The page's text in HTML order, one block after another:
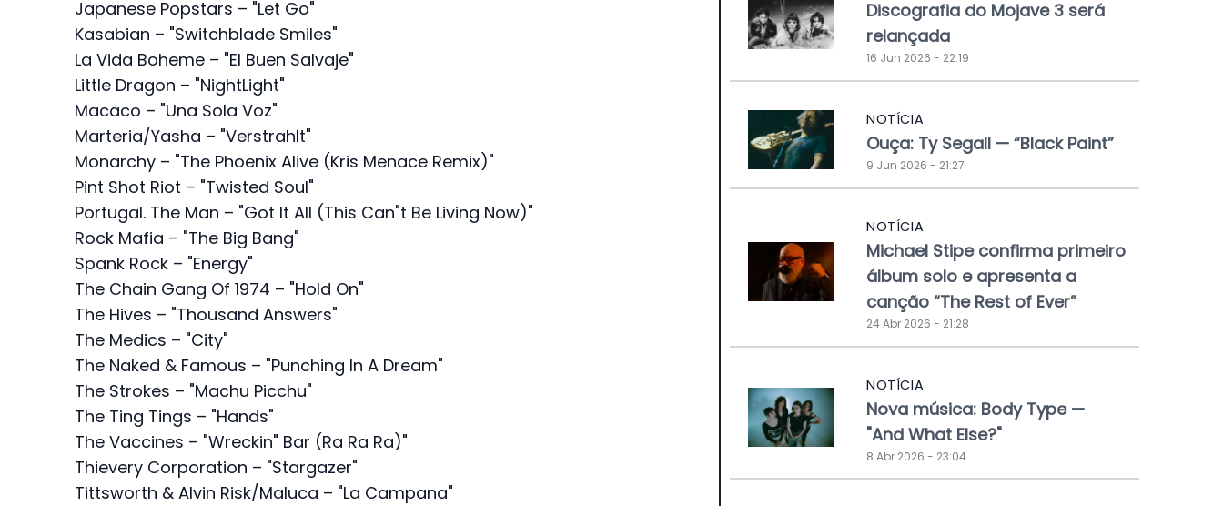
Japanese Popstars – "Let Go"
Kasabian – "Switchblade Smiles"
La Vida Boheme – "El Buen Salvaje"
Little Dragon – "NightLight"
Macaco – "Una Sola Voz"
Marteria/Yasha – "Verstrahlt"
Monarchy – "The Phoenix Alive (Kris Menace Remix)"
Pint Shot Riot – "Twisted Soul"
Portugal. The Man – "Got It All (This Can"t Be Living Now)"
Rock Mafia – "The Big Bang"
Spank Rock – "Energy"
The Chain Gang Of 1974 – "Hold On"
The Hives – "Thousand Answers"
The Medics – "City"
The Naked & Famous – "Punching In A Dream"
The Strokes – "Machu Picchu"
The Ting Tings – "Hands"
The Vaccines – "Wreckin" Bar (Ra Ra Ra)"
Thievery Corporation – "Stargazer"
Tittsworth & Alvin Risk/Maluca – "La Campana"
Discografia do Mojave 3 será
relançada
16 Jun 2026 - 22:19
NOTÍCIA
Ouça: Ty Segall — “Black Paint”
9 Jun 2026 - 21:27
NOTÍCIA
Michael Stipe confirma primeiro
álbum solo e apresenta a
canção “The Rest of Ever”
24 Abr 2026 - 21:28
NOTÍCIA
Nova música: Body Type —
"And What Else?"
8 Abr 2026 - 23:04